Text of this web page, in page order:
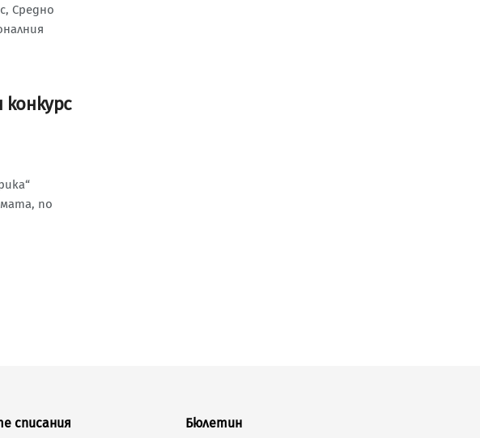
Средно
по
списания Бюлетин